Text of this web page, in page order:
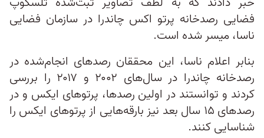
فضایی رصدخانه پرتو اکس چاندرا در سازمان فضایی
ناسا، میسر شده است.
بنابر اعلام ناسا، این محققان رصدهای انجام‌شده در
رصدخانه چاندرا در سال‌های ۲۰۰۲ و ۲۰۱۷ را بررسی
کردند و توانستند در اولین رصدها، پرتوهای ایکس و در
رصدهای ۱۵ سال بعد نیز بارقه‌هایی از پرتوهای ایکس را
شناسایی کنند.